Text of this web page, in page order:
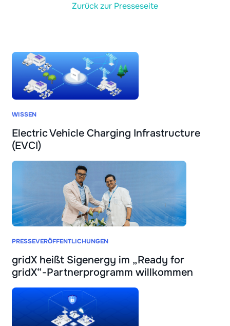
Zurück zur Presseseite
WISSEN
Electric Vehicle Charging Infrastructure
(EVCI)
PRESSEVERÖFFENTLICHUNGEN
gridX heißt Sigenergy im „Ready for
gridX“-Partnerprogramm willkommen